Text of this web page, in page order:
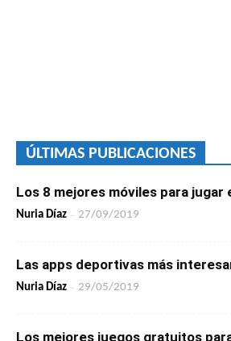
ÚLTIMAS PUBLICACIONES
Los 8 mejores móviles para jugar
Nuria Díaz - 27/09/2019
Las apps deportivas más
Nuria Díaz - 29/05/2019
Los mejores juegos gratuitos